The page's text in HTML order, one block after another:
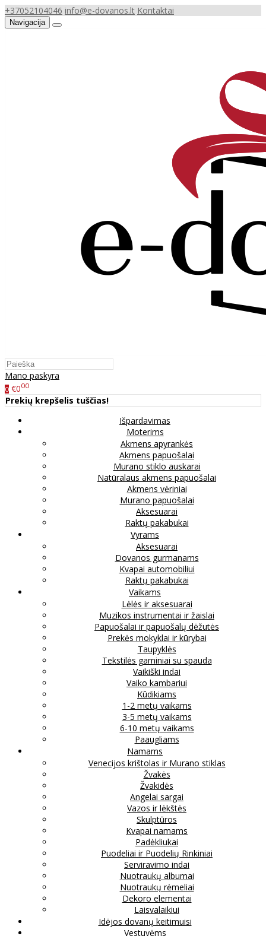
+37052104046 info@e-dovanos.lt Kontaktai
Navigacija
Mano paskyra
0 €000
Prekių krepšelis tuščias!
Išpardavimas
Moterims
Akmens apyrankės
Akmens papuošalai
Murano stiklo auskarai
Natūralaus akmens papuošalai
Akmens vėriniai
Murano papuošalai
Aksesuarai
Raktų pakabukai
Vyrams
Aksesuarai
Dovanos gurmanams
Kvapai automobiliui
Raktų pakabukai
Vaikams
Lėlės ir aksesuarai
Muzikos instrumentai ir žaislai
Papuošalai ir papuošalų dėžutės
Prekės mokyklai ir kūrybai
Taupyklės
Tekstilės gaminiai su spauda
Vaikiški indai
Vaiko kambariui
Kūdikiams
1-2 metų vaikams
3-5 metų vaikams
6-10 metų vaikams
Paaugliams
Namams
Venecijos krištolas ir Murano stiklas
Žvakės
Žvakidės
Angelai sargai
Vazos ir lėkštės
Skulptūros
Kvapai namams
Padėkliukai
Puodeliai ir Puodelių Rinkiniai
Serviravimo indai
Nuotraukų albumai
Nuotraukų rėmeliai
Dekoro elementai
Laisvalaikiui
Idėjos dovanų keitimuisi
Vestuvėms